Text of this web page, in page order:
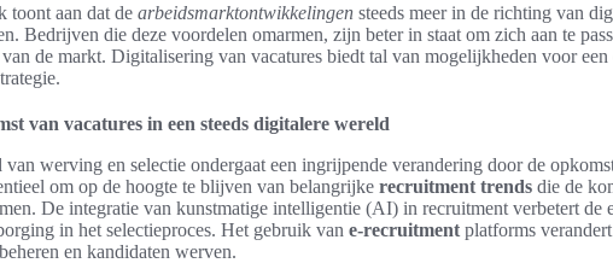
toont aan dat de arbeidsmarktontwikkelingen steeds meer in de richting van
Bedrijven die deze voordelen omarmen, zijn beter in staat om zich aan te
de markt. Digitalisering van vacatures biedt tal van mogelijkheden voor
van vacatures in een steeds digitalere wereld
werving en selectie ondergaat een ingrijpende verandering door de
om op de hoogte te blijven van belangrijke recruitment trends die de
De integratie van kunstmatige intelligentie (AI) in recruitment verbetert de
in het selectieproces. Het gebruik van e-recruitment platforms
en kandidaten werven.